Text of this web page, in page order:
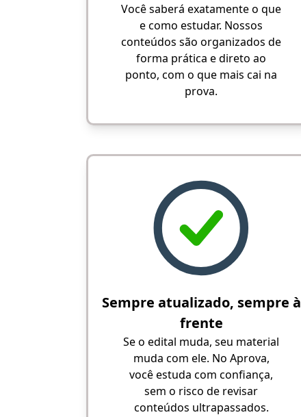
Você saberá exatamente o que
e como estudar. Nossos
conteúdos são organizados de
forma prática e direto ao
ponto, com o que mais cai na
prova.
Sempre atualizado, sempre à
frente
Se o edital muda, seu material
muda com ele. No Aprova,
você estuda com confiança,
sem o risco de revisar
conteúdos ultrapassados.